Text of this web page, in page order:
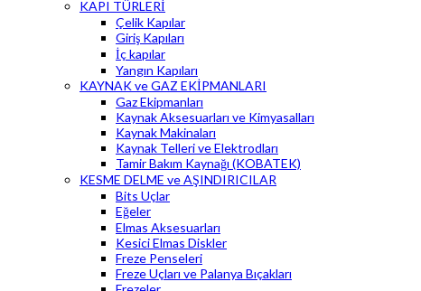
KAPI TÜRLERİ
Çelik Kapılar
Giriş Kapıları
İç kapılar
Yangın Kapıları
KAYNAK ve GAZ EKİPMANLARI
Gaz Ekipmanları
Kaynak Aksesuarları ve Kimyasalları
Kaynak Makinaları
Kaynak Telleri ve Elektrodları
Tamir Bakım Kaynağı (KOBATEK)
KESME DELME ve AŞINDIRICILAR
Bits Uçlar
Eğeler
Elmas Aksesuarları
Kesici Elmas Diskler
Freze Penseleri
Freze Uçları ve Palanya Bıçakları